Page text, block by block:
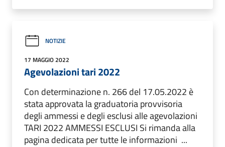
NOTIZIE
17 MAGGIO 2022
Agevolazioni tari 2022
Con determinazione n. 266 del 17.05.2022 è
stata approvata la graduatoria provvisoria
degli ammessi e degli esclusi alle agevolazioni
TARI 2022 AMMESSI ESCLUSI Si rimanda alla
pagina dedicata per tutte le informazioni ...